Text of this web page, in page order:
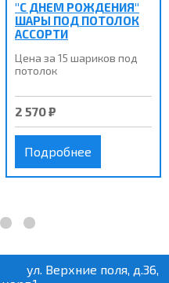
"С ДНЕМ РОЖДЕНИЯ"
ШАРЫ ПОД ПОТОЛОК
АССОРТИ
Цена за 15 шариков под
потолок
2 570 ₽
Подробнее
ул. Верхние поля, д.36,